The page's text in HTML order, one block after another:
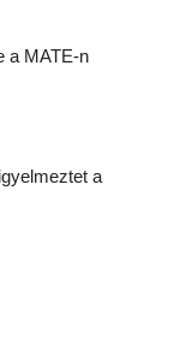
a MATE-n
a